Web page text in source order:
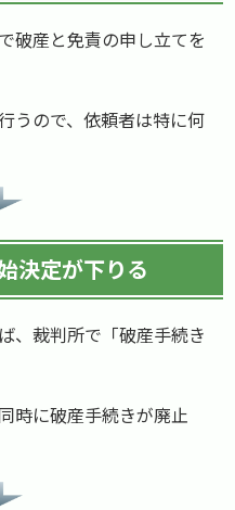
破産と免責の申し立てを
うので、依頼者は特に何
決定が下りる
、裁判所で「破産手続き
時に破産手続きが廃止